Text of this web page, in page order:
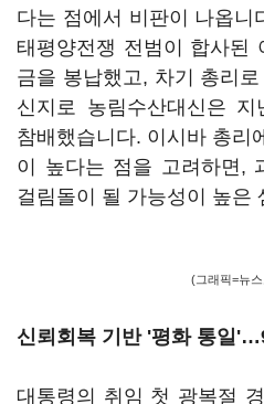
다는 점에서 비판이 나옵니
태평양전쟁 전범이 합사된
금을 봉납했고, 차기 총리
신지로 농림수산대신은
참배했습니다. 이시바 총리
이 높다는 점을 고려하면,
걸림돌이 될 가능성이 높은
(그래픽=뉴
신뢰회복 기반 '평화 통일
대통령의 취임 첫 광복절